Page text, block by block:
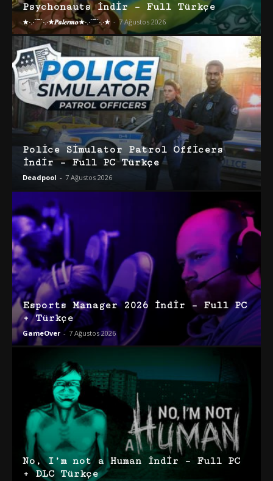
Psychonauts İndir – Full Türkçe
★·.·´¯`·.·★𝑷𝒂𝒍𝒆𝒓𝒎𝒐★·.·´¯`·.·★ - 7 Ağustos 2026
Police Simulator Patrol Officers
İndir – Full PC Türkçe
Deadpool - 7 Ağustos 2026
Esports Manager 2026 İndir – Full PC
+ Türkçe
GameOver - 7 Ağustos 2026
No, I’m not a Human İndir – Full PC
+ DLC Türkçe